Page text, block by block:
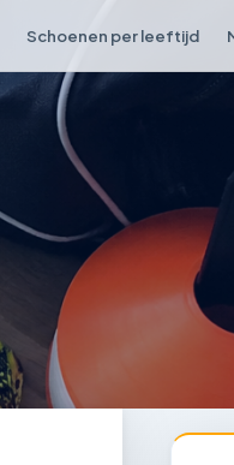
Schoenen per leeftijd